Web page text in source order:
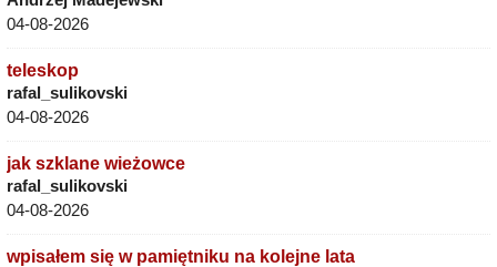
04-08-2026
teleskop
rafal_sulikovski
04-08-2026
jak szklane wieżowce
rafal_sulikovski
04-08-2026
wpisałem się w pamiętniku na kolejne lata